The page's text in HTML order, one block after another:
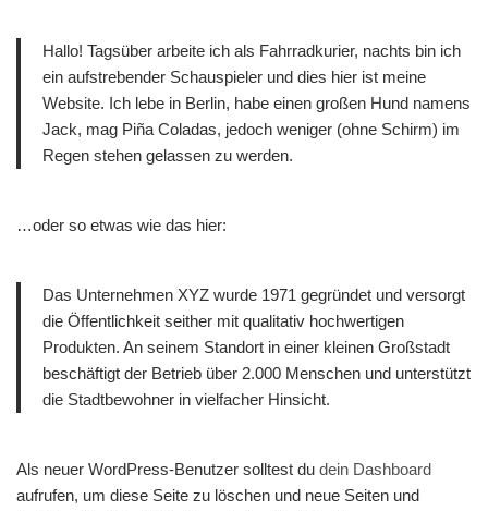
Hallo! Tagsüber arbeite ich als Fahrradkurier, nachts bin ich
ein aufstrebender Schauspieler und dies hier ist meine
Website. Ich lebe in Berlin, habe einen großen Hund namens
Jack, mag Piña Coladas, jedoch weniger (ohne Schirm) im
Regen stehen gelassen zu werden.
…oder so etwas wie das hier:
Das Unternehmen XYZ wurde 1971 gegründet und versorgt
die Öffentlichkeit seither mit qualitativ hochwertigen
Produkten. An seinem Standort in einer kleinen Großstadt
beschäftigt der Betrieb über 2.000 Menschen und unterstützt
die Stadtbewohner in vielfacher Hinsicht.
Als neuer WordPress-Benutzer solltest du dein Dashboard
aufrufen, um diese Seite zu löschen und neue Seiten und